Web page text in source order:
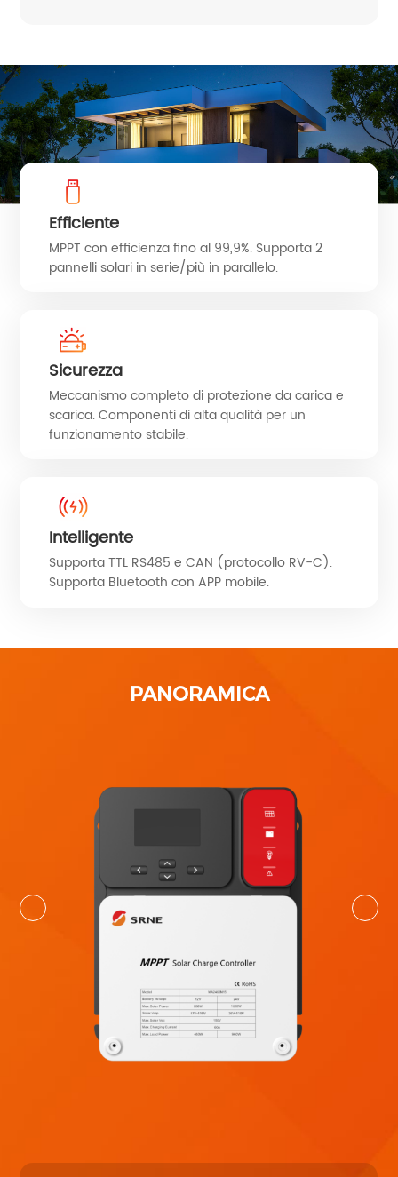
Efficiente
MPPT con efficienza fino al 99,9%. Supporta 2
pannelli solari in serie/più in parallelo.
Sicurezza
Meccanismo completo di protezione da carica e
scarica. Componenti di alta qualità per un
funzionamento stabile.
Intelligente
Supporta TTL RS485 e CAN (protocollo RV-C).
Supporta Bluetooth con APP mobile.
PANORAMICA